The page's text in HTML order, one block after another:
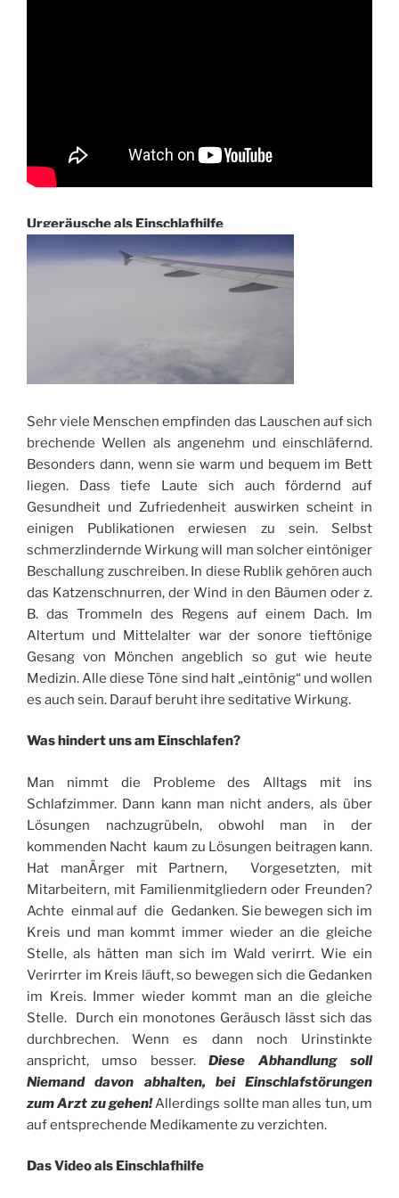
Urgeräusche als Einschlafhilfe
Sehr viele Menschen empfinden das Lauschen auf sich
brechende Wellen als angenehm und einschläfernd.
Besonders dann, wenn sie warm und bequem im Bett
liegen. Dass tiefe Laute sich auch fördernd auf
Gesundheit und Zufriedenheit auswirken scheint in
einigen Publikationen erwiesen zu sein. Selbst
schmerzlindernde Wirkung will man solcher eintöniger
Beschallung zuschreiben. In diese Rublik gehören auch
das Katzenschnurren, der Wind in den Bäumen oder z.
B. das Trommeln des Regens auf einem Dach. Im
Altertum und Mittelalter war der sonore tieftönige
Gesang von Mönchen angeblich so gut wie heute
Medizin. Alle diese Töne sind halt „eintönig“ und wollen
es auch sein. Darauf beruht ihre seditative Wirkung.
Was hindert uns am Einschlafen?
Man nimmt die Probleme des Alltags mit ins
Schlafzimmer. Dann kann man nicht anders, als über
Lösungen nachzugrübeln, obwohl man in der
kommenden Nacht kaum zu Lösungen beitragen kann.
Hat manÄrger mit Partnern, Vorgesetzten, mit
Mitarbeitern, mit Familienmitgliedern oder Freunden?
Achte einmal auf die Gedanken. Sie bewegen sich im
Kreis und man kommt immer wieder an die gleiche
Stelle, als hätten man sich im Wald verirrt. Wie ein
Verirrter im Kreis läuft, so bewegen sich die Gedanken
im Kreis. Immer wieder kommt man an die gleiche
Stelle. Durch ein monotones Geräusch lässt sich das
durchbrechen. Wenn es dann noch Urinstinkte
anspricht, umso besser.Diese Abhandlung soll
Niemand davon abhalten, bei Einschlafstörungen
zum Arzt zu gehen!Allerdings sollte man alles tun, um
auf entsprechende Medikamente zu verzichten.
Das Video als Einschlafhilfe